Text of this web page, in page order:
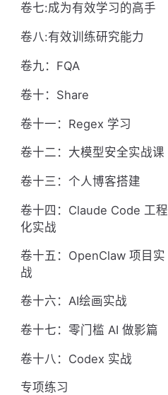
卷七:成为有效学习的高手
卷八:有效训练研究能力
卷九：FQA
卷十：Share
卷十一：Regex 学习
卷十二：大模型安全实战课
卷十三：个人博客搭建
卷十四：Claude Code 工程
化实战
卷十五：OpenClaw 项目实
战
卷十六：AI绘画实战
卷十七：零门槛 AI 做影篇
卷十八：Codex 实战
专项练习